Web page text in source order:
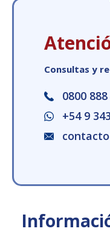
Consultas y
0800
+54 9